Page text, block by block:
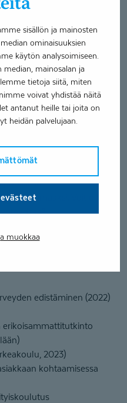
sisällön ja mainosten
ominaisuuksien
käytön analysoimiseen.
median, mainosalan ja
tietoja siitä, miten
voivat yhdistää näitä
antanut heille tai joita on
heidän palvelujaan.
muokkaa
Jyväskylän
ja Äänekosken
parhaaksi. Voit olla
edistäminen (2022)
erikoisammattitutkinto
2023)
kohtaamisessa